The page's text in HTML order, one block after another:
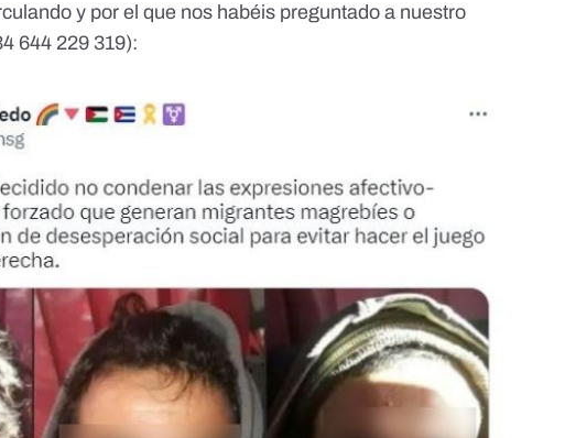
y por el que nos habéis preguntado a nuestro
644 229 319):